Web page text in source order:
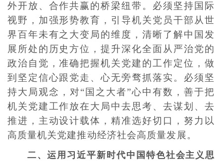
外开放、合作共赢的桥梁纽带。必须坚持国际
视野，加强形势教育，引导机关党员干部从世
界百年未有之大变局的维度，清晰了解中国发
展所处的历史方位，提升深化全面从严治党的
政治自觉，准确把握机关党建的工作定位，做
到坚定信心跟党走、心无旁骛抓落实。必须坚
持大局观念，对“国之大者”心中有数，善于把
机关党建工作放在大局中去思考、去谋划、去
推进，主动设计载体，精准选好切口，努力以
高质量机关党建推动经济社会高质量发展。
二、运用习近平新时代中国特色社会主义思